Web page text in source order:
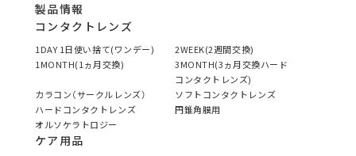
製品情報
コンタクトレンズ
1DAY 1日使い捨て(ワンデー)
2WEEK(2週間交換)
1MONTH(1ヵ月交換)
3MONTH(3ヵ月交換ハード
コンタクトレンズ)
カラコン（サークルレンズ）
ソフトコンタクトレンズ
ハードコンタクトレンズ
円錐角膜用
オルソケラトロジー
ケア用品